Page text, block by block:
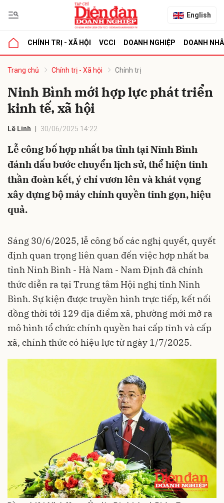
English
CHÍNH TRỊ - XÃ HỘI VCCI DOANH NGHIỆP DOANH
Trang chủ Chính trị - Xã hội Chính trị
Ninh Bình mới hợp lực phát triển
kinh tế, xã hội
Lê Linh 30/06/2025 14:22
Lễ công bố hợp nhất ba tỉnh tại Ninh Bình
đánh dấu bước chuyển lịch sử, thể hiện tinh
thần đoàn kết, ý chí vươn lên và khát vọng
xây dựng bộ máy chính quyền tinh gọn, hiệu
quả.
Sáng 30/6/2025, lễ công bố các nghị quyết, quyết
định quan trọng liên quan đến việc hợp nhất ba
tỉnh Ninh Bình - Hà Nam - Nam Định đã chính
thức diễn ra tại Trung tâm Hội nghị tỉnh Ninh
Bình. Sự kiện được truyền hình trực tiếp, kết nối
đồng thời tới 129 địa điểm xã, phường mới mở ra
mô hình tổ chức chính quyền hai cấp tỉnh và cấp
xã, chính thức có hiệu lực từ ngày 1/7/2025.
luận
Hủy